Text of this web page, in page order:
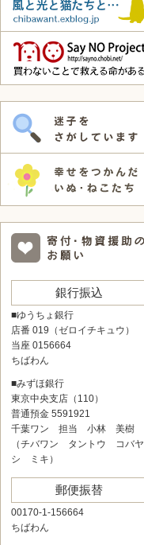
銀行振込
■ゆうちょ銀行
店番 019（ゼロイチキュウ）
当座 0156664
ちばわん
■みずほ銀行
東京中央支店（110）
普通預金 5591921
千葉ワン 担当 小林 美樹
（チバワン タントウ コバヤ
シ ミキ）
郵便振替
00170-1-156664
ちばわん